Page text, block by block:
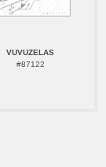
VUVUZELAS
#87122